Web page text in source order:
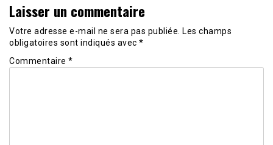
Laisser un commentaire
Votre adresse e-mail ne sera pas publiée. Les champs
obligatoires sont indiqués avec *
Commentaire *